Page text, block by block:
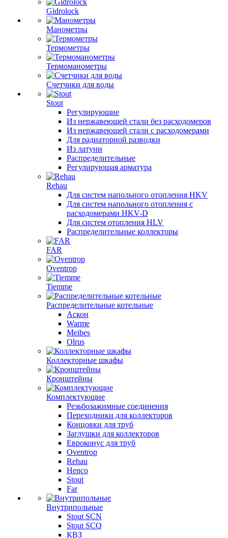
Gidrolock
Манометры
Термометры
Термоманометры
Счетчики для воды
Stout
Регулирующие
Из нержавеющей стали без расходомеров
Из нержавеющей стали с расходомерами
Для радиаторной разводки
Из латуни
Распределительные
Регулирующая арматура
Rehau
Для систем напольного отопления HKV
Для систем напольного отопления с
расходомерами HKV-D
Для систем отопления HLV
Распределительные коллекторы
FAR
Oventrop
Tiemme
Распределительные котельные
Аскон
Warme
Meibes
Olrus
Коллекторные шкафы
Кронштейны
Комплектующие
Резьбозажимные соединения
Переходники для коллекторов
Концовки для труб
Заглушки для коллекторов
Евроконус для труб
Oventrop
Rehau
Henco
Stout
Far
Внутрипольные
Stout SCN
Stout SCQ
КВЗ